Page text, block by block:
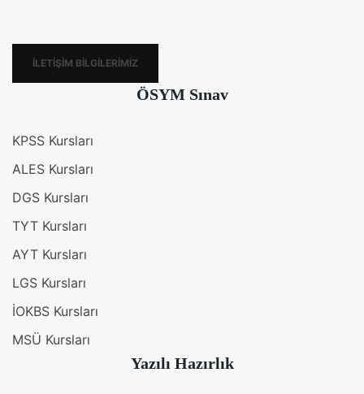
İLETIŞIM BILGILERIMIZ
ÖSYM Sınav
KPSS Kursları
ALES Kursları
DGS Kursları
TYT Kursları
AYT Kursları
LGS Kursları
İOKBS Kursları
MSÜ Kursları
Yazılı Hazırlık